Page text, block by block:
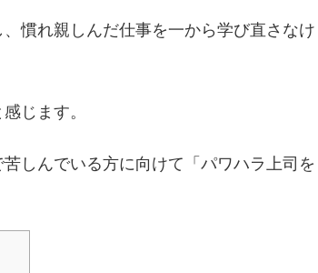
慣れ親しんだ仕事を一から学び直さなけ
じます。
しんでいる方に向けて「パワハラ上司を